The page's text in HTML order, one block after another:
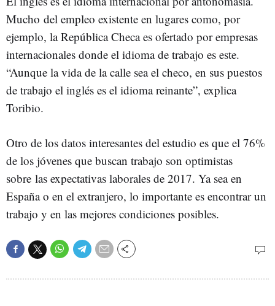
Mucho del empleo existente en lugares como, por
ejemplo, la República Checa es ofertado por empresas
internacionales donde el idioma de trabajo es este.
“Aunque la vida de la calle sea el checo, en sus puestos
de trabajo el inglés es el idioma reinante”, explica
Toribio.
Otro de los datos interesantes del estudio es que el 76%
de los jóvenes que buscan trabajo son optimistas
sobre las expectativas laborales de 2017. Ya sea en
España o en el extranjero, lo importante es encontrar un
trabajo y en las mejores condiciones posibles.